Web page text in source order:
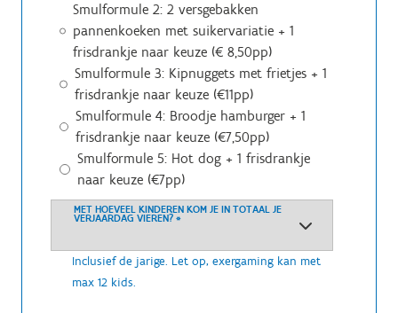
Smulformule 2: 2 versgebakken
pannenkoeken met suikervariatie + 1
frisdrankje naar keuze (€ 8,50pp)
Smulformule 3: Kipnuggets met frietjes + 1
frisdrankje naar keuze (€11pp)
Smulformule 4: Broodje hamburger + 1
frisdrankje naar keuze (€7,50pp)
Smulformule 5: Hot dog + 1 frisdrankje
naar keuze (€7pp)
MET HOEVEEL KINDEREN KOM JE IN TOTAAL JE
VERJAARDAG VIEREN? *
Inclusief de jarige. Let op, exergaming kan met
max 12 kids.